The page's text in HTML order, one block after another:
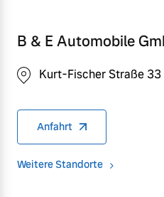
B & E Automobile
Kurt-Fischer Straße
Anfahrt
Weitere Standorte